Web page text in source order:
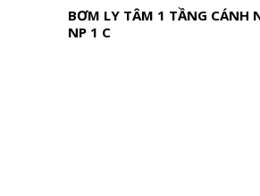
BƠM LY TÂM 1 TẦNG CÁNH
NP 1 C